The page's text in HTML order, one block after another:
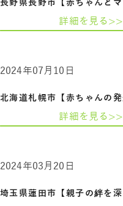
詳細を見る>>
2024年07月10日
詳細を見る>>
2024年03月20日